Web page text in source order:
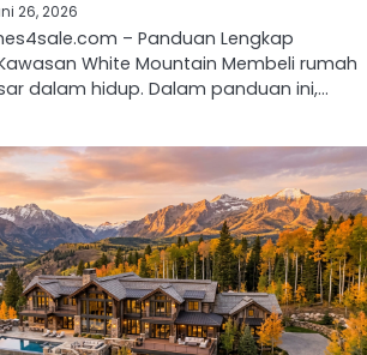
26, 2026
– Panduan Lengkap
White Mountain Membeli rumah
dalam hidup. Dalam panduan ini,…